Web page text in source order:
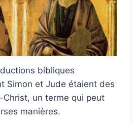
bibliques
Simon et Jude étaient des
Christ, un terme qui peut
manières.